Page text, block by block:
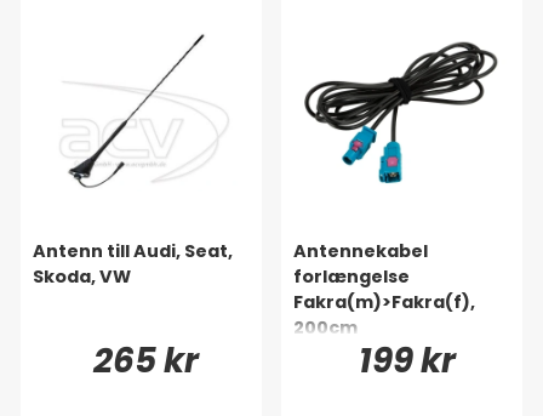
Antenn till Audi, Seat,
Skoda, VW
265 kr
Antennekabel
forlængelse
Fakra(m)>Fakra(f),
200cm
199 kr